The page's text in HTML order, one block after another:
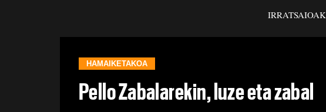
IRRATSAIOAK
HAMAIKETAKOA
Pello Zabalarekin, luze eta zabal